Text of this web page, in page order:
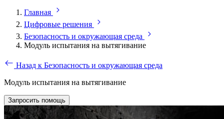
Главная
Цифровые решения
Безопасность и окружающая среда
Модуль испытания на вытягивание
Назад к Безопасность и окружающая среда
Модуль испытания на вытягивание
Запросить помощь